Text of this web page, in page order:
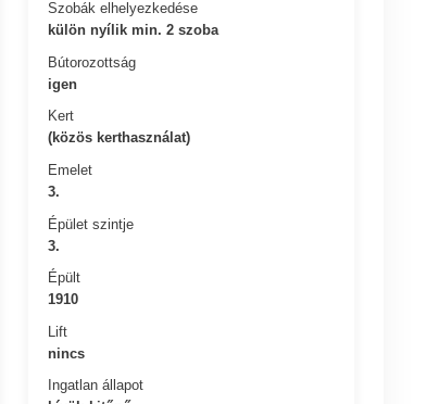
Szobák elhelyezkedése
külön nyílik min. 2 szoba
Bútorozottság
igen
Kert
(közös kerthasználat)
Emelet
3.
Épület szintje
3.
Épült
1910
Lift
nincs
Ingatlan állapot